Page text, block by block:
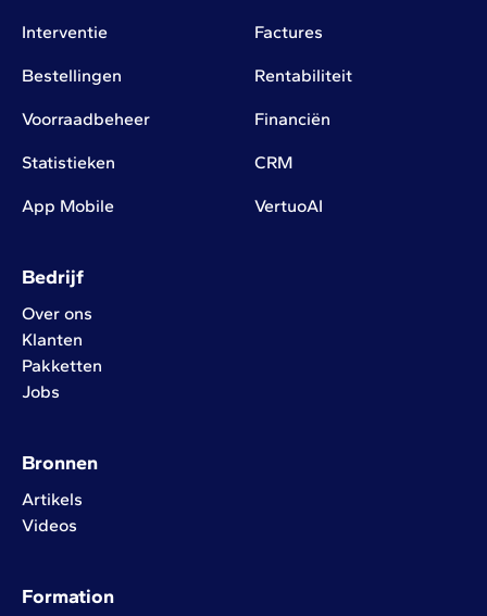
Interventie Factures
Bestellingen Rentabiliteit
Voorraadbeheer Financiën
Statistieken CRM
App Mobile VertuoAI
Bedrijf
Over ons
Klanten
Pakketten
Jobs
Bronnen
Artikels
Videos
Formation